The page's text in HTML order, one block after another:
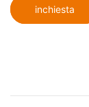
inchiesta